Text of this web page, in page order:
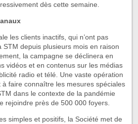
dès cette semaine.
les clients inactifs, qui n’ont pas
STM depuis plusieurs mois en raison
la campagne se déclinera en
vidéos et en contenus sur les médias
radio et télé. Une vaste opération
faire connaître les mesures spéciales
dans le contexte de la pandémie
rejoindre près de 500 000 foyers.
simples et positifs, la Société met de